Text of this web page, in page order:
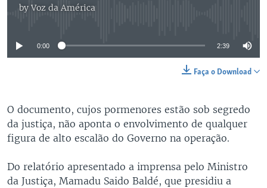
byVoz da América
No media source currently available
0:00 2:39
Faça o Download
O documento, cujos pormenores estão sob segredo
da justiça, não aponta o envolvimento de qualquer
figura de alto escalão do Governo na operação.
Do relatório apresentado a imprensa pelo Ministro
da Justiça, Mamadu Saido Baldé, que presidiu a